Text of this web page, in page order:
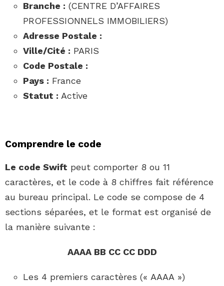
Branche : (CENTRE D’AFFAIRES
PROFESSIONNELS IMMOBILIERS)
Adresse Postale :
Ville/Cité : PARIS
Code Postale :
Pays : France
Statut : Active
Comprendre le code
Le code Swift peut comporter 8 ou 11
caractères, et le code à 8 chiffres fait référence
au bureau principal. Le code se compose de 4
sections séparées, et le format est organisé de
la manière suivante :
AAAA BB CC CC DDD
Les 4 premiers caractères (« AAAA »)